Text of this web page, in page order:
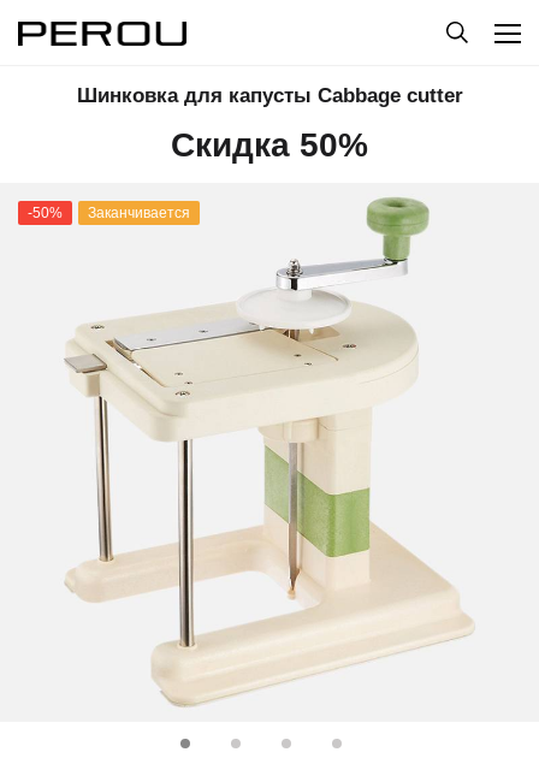
Шинковка для капусты Cabbage cutter
Скидка 50%
-50% Заканчивается